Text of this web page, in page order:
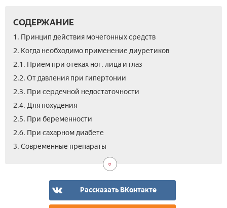
СОДЕРЖАНИЕ
1. Принцип действия мочегонных средств
2. Когда необходимо применение диуретиков
2.1. Прием при отеках ног, лица и глаз
2.2. От давления при гипертонии
2.3. При сердечной недостаточности
2.4. Для похудения
2.5. При беременности
2.6. При сахарном диабете
3. Современные препараты
Рассказать ВКонтакте